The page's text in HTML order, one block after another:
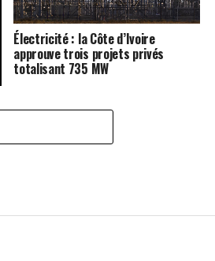
Électricité : la Côte d’Ivoire
approuve trois projets privés
totalisant 735 MW